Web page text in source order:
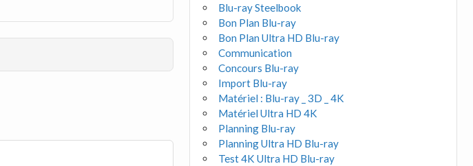
Blu-ray Steelbook
Bon Plan Blu-ray
Bon Plan Ultra HD Blu-ray
Communication
Concours Blu-ray
Import Blu-ray
Matériel : Blu-ray _ 3D _ 4K
Matériel Ultra HD 4K
Planning Blu-ray
Planning Ultra HD Blu-ray
Test 4K Ultra HD Blu-ray